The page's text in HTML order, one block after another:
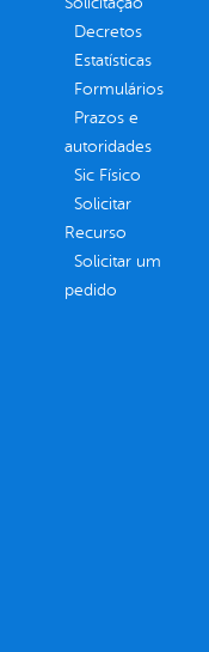
Decretos
Estatísticas
Formulários
Prazos e
autoridades
Sic Físico
Solicitar
Recurso
Solicitar um
pedido